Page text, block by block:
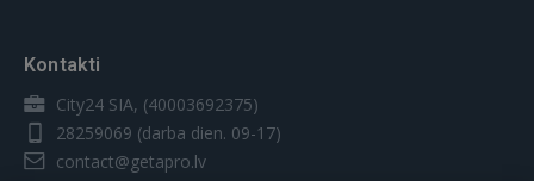
Kontakti
City24 SIA, (40003692375)
28259069 (darba dien. 09-17)
contact@getapro.lv